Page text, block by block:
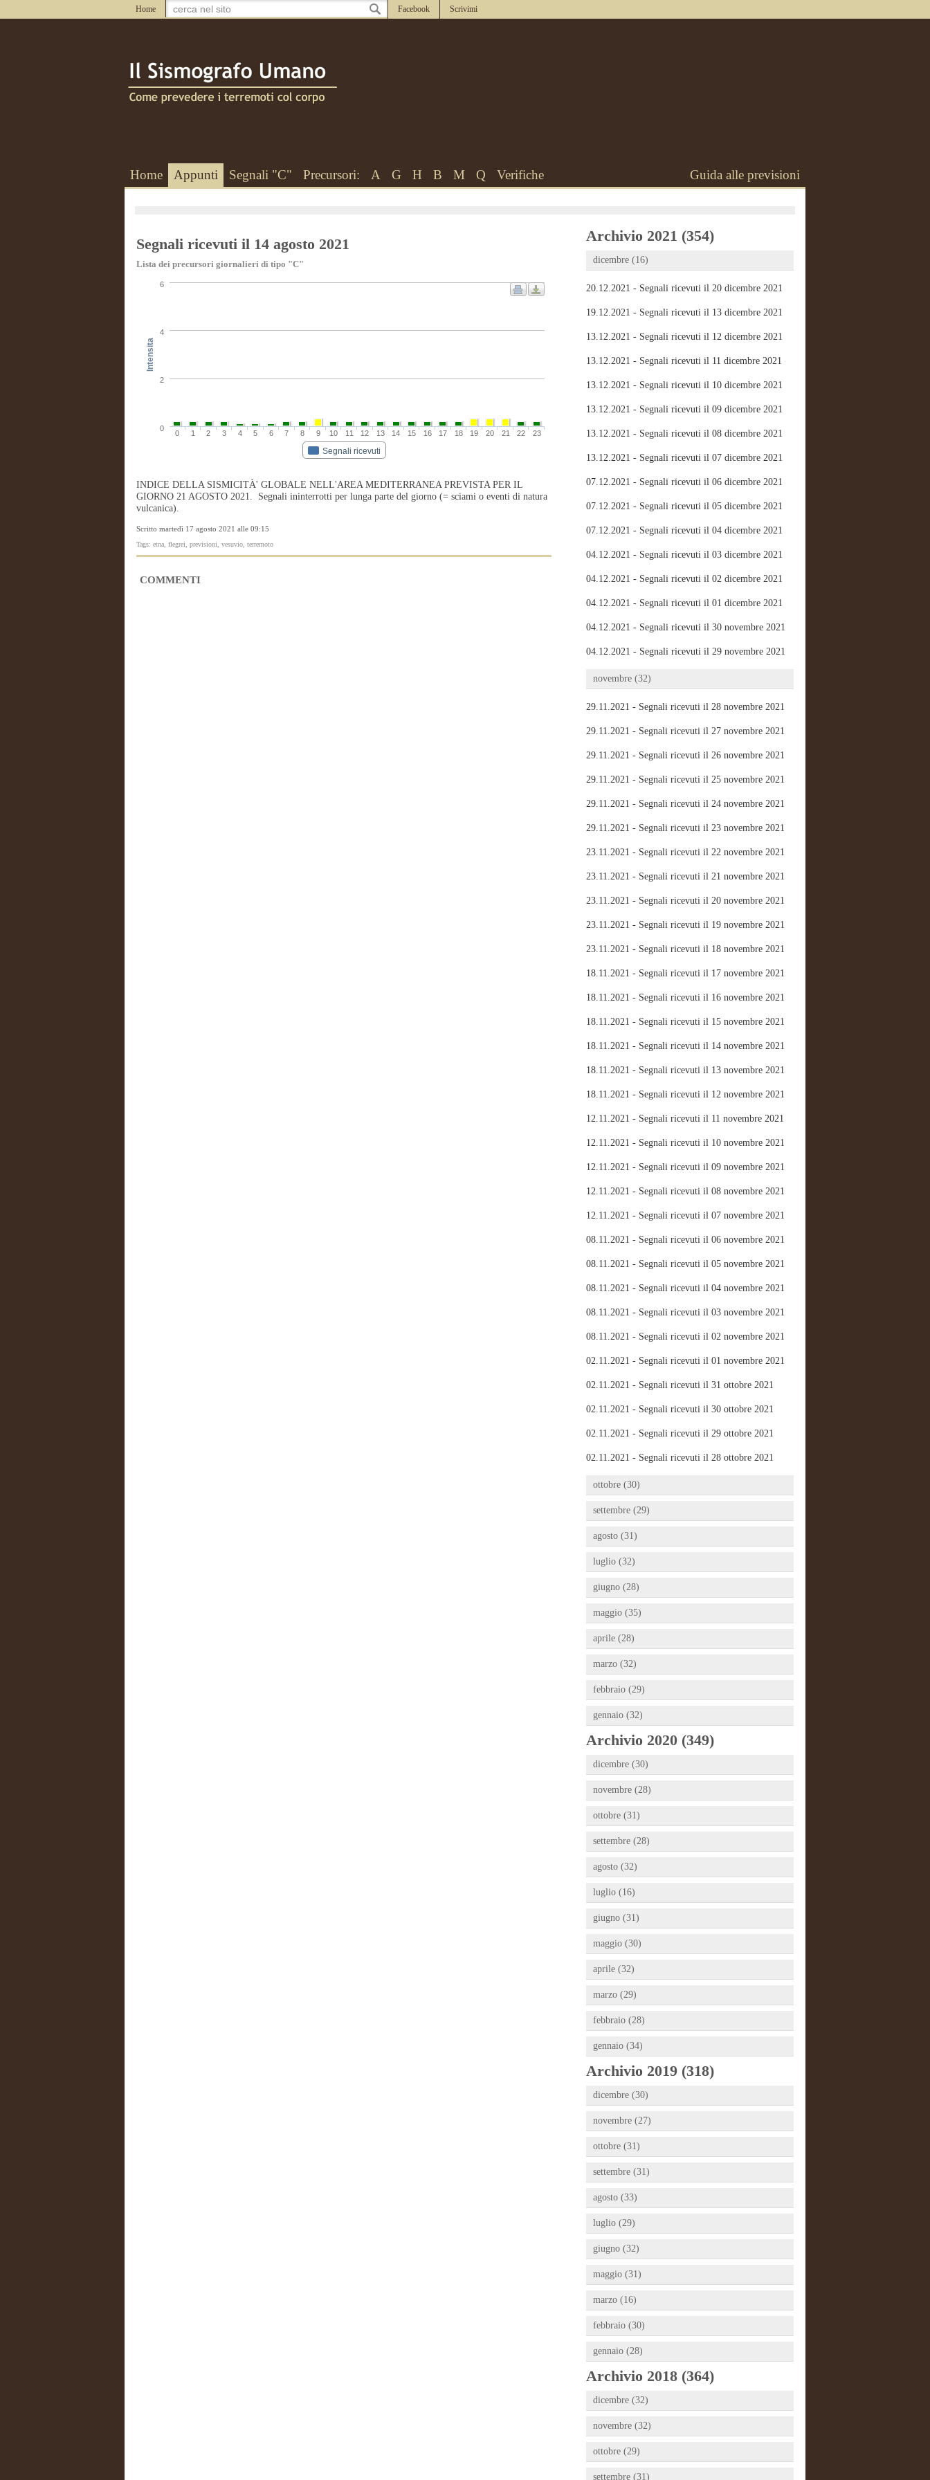
Home Facebook Scrivimi
Home Appunti Segnali "C" Precursori: A G H B M Q Verifiche Guida alle previsioni
Segnali ricevuti il 14 agosto 2021
Lista dei precursori giornalieri di tipo "C"
Intensita
Segnali ricevuti
0 1 2 3 4 5 6 7 8 9 10 11 12 13 14 15 16 17 18 19 20 21 22 23
0
2
4
6
INDICE DELLA SISMICITÀ' GLOBALE NELL'AREA MEDITERRANEA PREVISTA PER IL
GIORNO 21 AGOSTO 2021. Segnali ininterrotti per lunga parte del giorno (= sciami o eventi di natura
vulcanica).
Scritto martedì 17 agosto 2021 alle 09:15
Tags: etna, flegrei, previsioni, vesuvio, terremoto
COMMENTI
Archivio 2021 (354)
dicembre (16)
20.12.2021 - Segnali ricevuti il 20 dicembre 2021
19.12.2021 - Segnali ricevuti il 13 dicembre 2021
13.12.2021 - Segnali ricevuti il 12 dicembre 2021
13.12.2021 - Segnali ricevuti il 11 dicembre 2021
13.12.2021 - Segnali ricevuti il 10 dicembre 2021
13.12.2021 - Segnali ricevuti il 09 dicembre 2021
13.12.2021 - Segnali ricevuti il 08 dicembre 2021
13.12.2021 - Segnali ricevuti il 07 dicembre 2021
07.12.2021 - Segnali ricevuti il 06 dicembre 2021
07.12.2021 - Segnali ricevuti il 05 dicembre 2021
07.12.2021 - Segnali ricevuti il 04 dicembre 2021
04.12.2021 - Segnali ricevuti il 03 dicembre 2021
04.12.2021 - Segnali ricevuti il 02 dicembre 2021
04.12.2021 - Segnali ricevuti il 01 dicembre 2021
04.12.2021 - Segnali ricevuti il 30 novembre 2021
04.12.2021 - Segnali ricevuti il 29 novembre 2021
novembre (32)
29.11.2021 - Segnali ricevuti il 28 novembre 2021
29.11.2021 - Segnali ricevuti il 27 novembre 2021
29.11.2021 - Segnali ricevuti il 26 novembre 2021
29.11.2021 - Segnali ricevuti il 25 novembre 2021
29.11.2021 - Segnali ricevuti il 24 novembre 2021
29.11.2021 - Segnali ricevuti il 23 novembre 2021
23.11.2021 - Segnali ricevuti il 22 novembre 2021
23.11.2021 - Segnali ricevuti il 21 novembre 2021
23.11.2021 - Segnali ricevuti il 20 novembre 2021
23.11.2021 - Segnali ricevuti il 19 novembre 2021
23.11.2021 - Segnali ricevuti il 18 novembre 2021
18.11.2021 - Segnali ricevuti il 17 novembre 2021
18.11.2021 - Segnali ricevuti il 16 novembre 2021
18.11.2021 - Segnali ricevuti il 15 novembre 2021
18.11.2021 - Segnali ricevuti il 14 novembre 2021
18.11.2021 - Segnali ricevuti il 13 novembre 2021
18.11.2021 - Segnali ricevuti il 12 novembre 2021
12.11.2021 - Segnali ricevuti il 11 novembre 2021
12.11.2021 - Segnali ricevuti il 10 novembre 2021
12.11.2021 - Segnali ricevuti il 09 novembre 2021
12.11.2021 - Segnali ricevuti il 08 novembre 2021
12.11.2021 - Segnali ricevuti il 07 novembre 2021
08.11.2021 - Segnali ricevuti il 06 novembre 2021
08.11.2021 - Segnali ricevuti il 05 novembre 2021
08.11.2021 - Segnali ricevuti il 04 novembre 2021
08.11.2021 - Segnali ricevuti il 03 novembre 2021
08.11.2021 - Segnali ricevuti il 02 novembre 2021
02.11.2021 - Segnali ricevuti il 01 novembre 2021
02.11.2021 - Segnali ricevuti il 31 ottobre 2021
02.11.2021 - Segnali ricevuti il 30 ottobre 2021
02.11.2021 - Segnali ricevuti il 29 ottobre 2021
02.11.2021 - Segnali ricevuti il 28 ottobre 2021
ottobre (30)
settembre (29)
agosto (31)
luglio (32)
giugno (28)
maggio (35)
aprile (28)
marzo (32)
febbraio (29)
gennaio (32)
Archivio 2020 (349)
dicembre (30)
novembre (28)
ottobre (31)
settembre (28)
agosto (32)
luglio (16)
giugno (31)
maggio (30)
aprile (32)
marzo (29)
febbraio (28)
gennaio (34)
Archivio 2019 (318)
dicembre (30)
novembre (27)
ottobre (31)
settembre (31)
agosto (33)
luglio (29)
giugno (32)
maggio (31)
marzo (16)
febbraio (30)
gennaio (28)
Archivio 2018 (364)
dicembre (32)
novembre (32)
ottobre (29)
settembre (31)